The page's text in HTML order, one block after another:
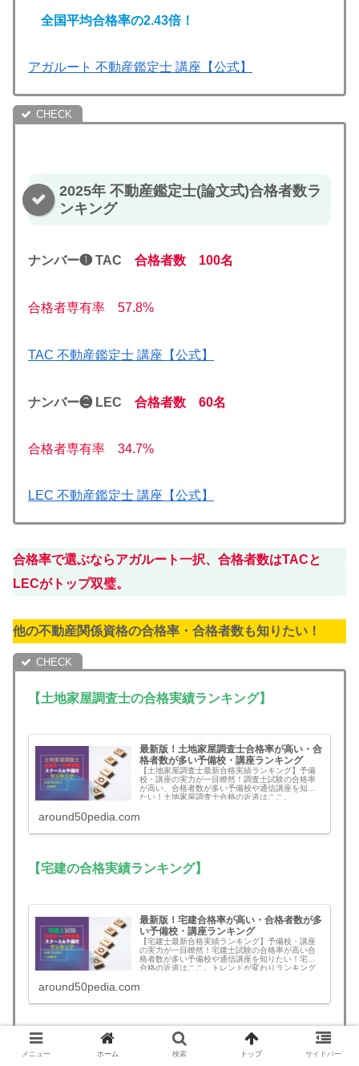
全国平均合格率の2.43倍！
アガルート 不動産鑑定士 講座【公式】
2025年 不動産鑑定士(論文式)合格者数ラ
ンキング
ナンバー❶ TAC 合格者数 100名
合格者専有率 57.8%
TAC 不動産鑑定士 講座【公式】
ナンバー❷ LEC 合格者数 60名
合格者専有率 34.7%
LEC 不動産鑑定士 講座【公式】
合格率で選ぶならアガルート一択、合格者数はTACと
LECがトップ双璧。
他の不動産関係資格の合格率・合格者数も知りたい！
【土地家屋調査士の合格実績ランキング】
最新版！土地家屋調査士合格率が高い・合
格者数が多い予備校・講座ランキング
【土地家屋調査士最新合格実績ランキング】予備
校・講座の実力が一目瞭然！調査士試験の合格率
が高い、合格者数が多い予備校や通信講座を知り
たい！土地家屋調査士合格の近道はここ。
around50pedia.com
【宅建の合格実績ランキング】
最新版！宅建合格率が高い・合格者数が多
い予備校・講座ランキング
【宅建士最新合格実績ランキング】予備校・講座
の実力が一目瞭然！宅建士試験の合格率が高い合
格者数が多い予備校や通信講座を知りたい！宅建
合格の近道はここ。トレンドが変わりランキング
around50pedia.com
【マンション管理士の合格実績ランキング】
メニュー ホーム 検索 トップ サイドバー